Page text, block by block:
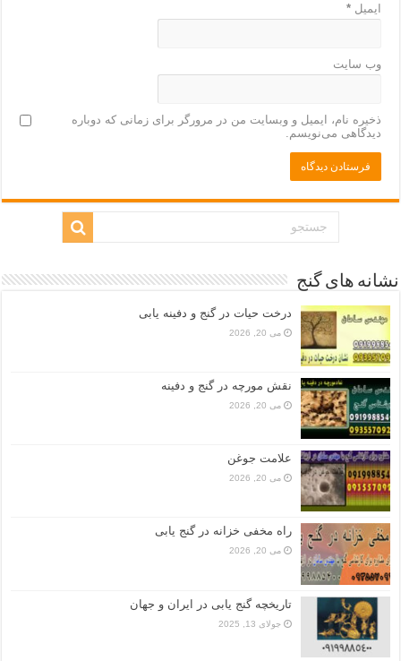
ایمیل*
وب‌ سایت
ذخیره نام، ایمیل و وبسایت من در مرورگر برای زمانی که دوباره
دیدگاهی می‌نویسم.
نشانه های گنج
درخت حیات در گنج و دفینه یابی
می 20, 2026
نقش مورچه در گنج و دفینه
می 20, 2026
علامت جوغن
می 20, 2026
راه مخفی خزانه در گنج یابی
می 20, 2026
تاریخچه گنج‌ یابی در ایران و جهان
جولای 13, 2025